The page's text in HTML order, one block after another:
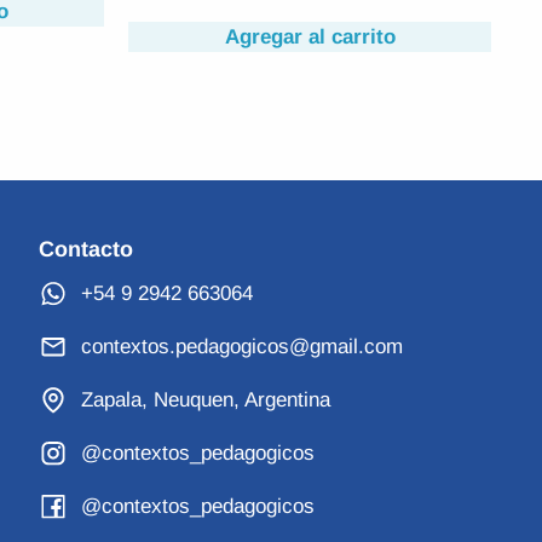
Contacto
+54 9 2942 663064
contextos.pedagogicos@gmail.com
Zapala, Neuquen, Argentina
@contextos_pedagogicos
@contextos_pedagogicos